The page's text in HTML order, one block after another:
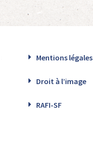
Mentions légales
Droit à l’image
RAFI-SF